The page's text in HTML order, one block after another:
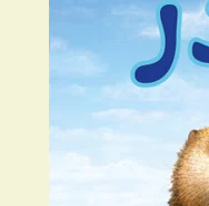
FAQ
För